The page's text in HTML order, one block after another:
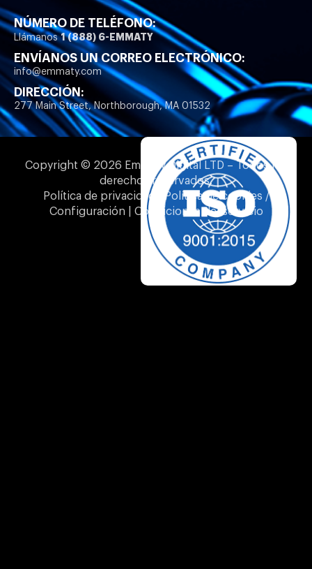
NÚMERO DE TELÉFONO:
Llámanos1 (888) 6-EMMATY
ENVÍANOS UN CORREO ELECTRÓNICO:
info@emmaty.com
DIRECCIÓN:
277 Main Street, Northborough, MA 01532
Copyright © 2026 Emmaty Digital LTD – Todos los
derechos reservados.
Política de privacidad | Política de cookies /
Configuración | Condiciones del servicio